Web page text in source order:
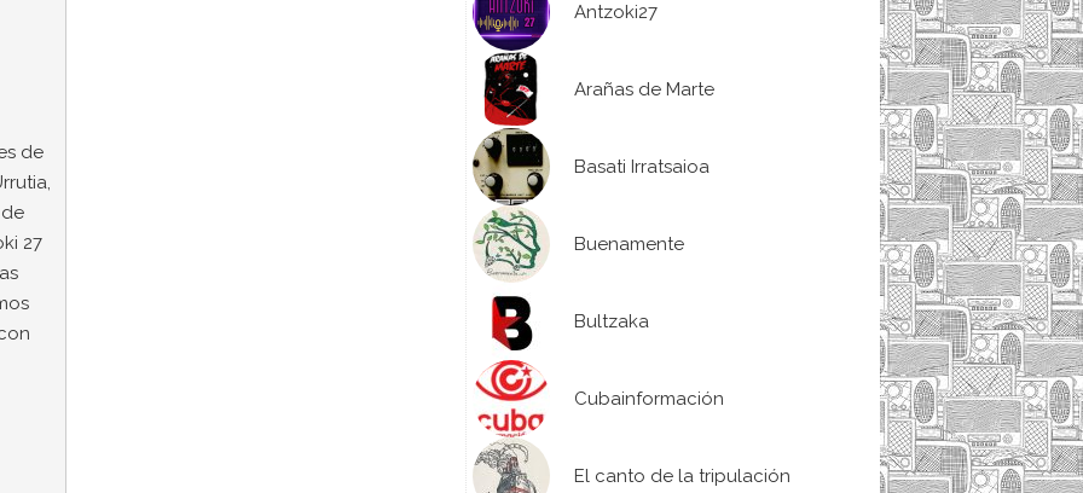
Antzoki27
Arañas de Marte
Basati Irratsaioa
Buenamente
Bultzaka
Cubainformación
El canto de la tripulación
de
27